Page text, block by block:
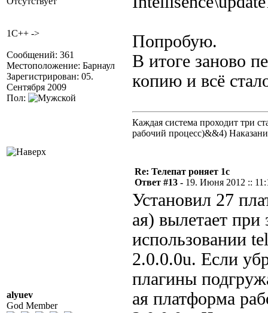
1C++ ->
Сообщений: 361
Местоположение: Барнаул
Зарегистрирован: 05.
Сентября 2009
Пол:
Попробую.
В итоге заново
копию и всё
Каждая система проходит три
рабочий процесс)&&4)
alyuev
God Member
Re: Телепат роняет 1с
Ответ #13 - 19. Июня 2012 ::
Установил 27
ая) вылетает при
использовании
2.0.0.0u. Если
плагины
ая платформа